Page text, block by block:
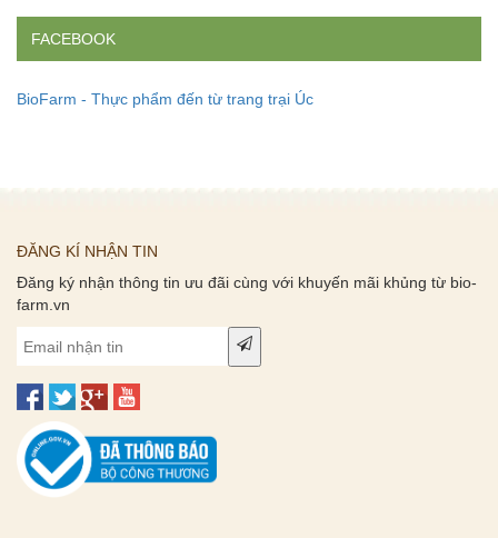
FACEBOOK
BioFarm - Thực phẩm đến từ trang trại Úc
ĐĂNG KÍ NHẬN TIN
Đăng ký nhận thông tin ưu đãi cùng với khuyến mãi khủng từ bio-
farm.vn